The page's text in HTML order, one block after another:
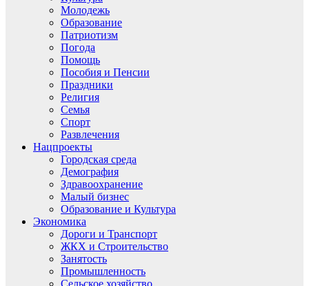
Молодежь
Образование
Патриотизм
Погода
Помощь
Пособия и Пенсии
Праздники
Религия
Семья
Спорт
Развлечения
Нацпроекты
Городская среда
Демография
Здравоохранение
Малый бизнес
Образование и Культура
Экономика
Дороги и Транспорт
ЖКХ и Строительство
Занятость
Промышленность
Сельское хозяйство